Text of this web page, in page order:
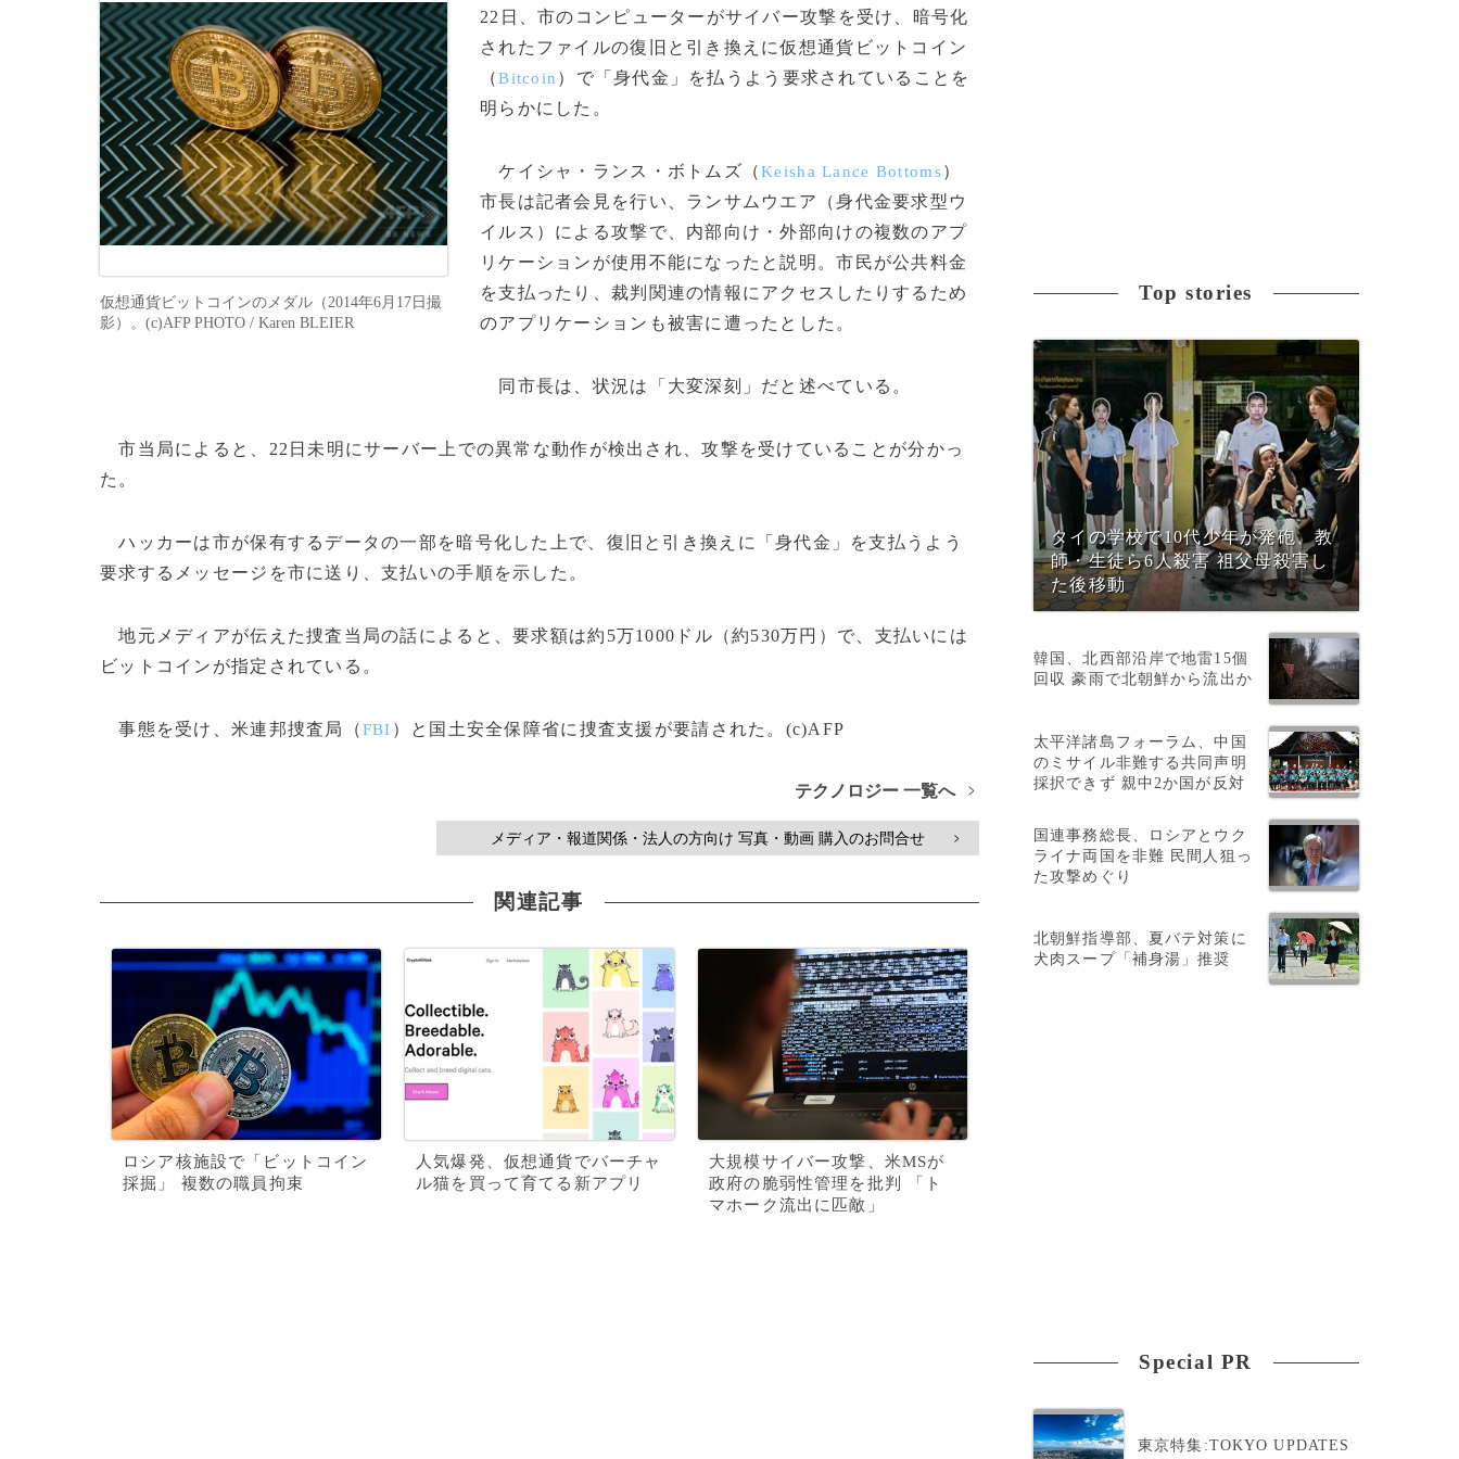
仮想通貨ビットコインのメダル（2014年6月17日撮
影）。(c)AFP PHOTO / Karen BLEIER
22日、市のコンピューターがサイバー攻撃を受け、暗号化
されたファイルの復旧と引き換えに仮想通貨ビットコイン
（Bitcoin ）で「身代金」を払うよう要求されていることを
明らかにした。
ケイシャ・ランス・ボトムズ（Keisha Lance Bottoms）
市長は記者会見を行い、ランサムウエア（身代金要求型ウ
イルス）による攻撃で、内部向け・外部向けの複数のアプ
リケーションが使用不能になったと説明。市民が公共料金
を支払ったり、裁判関連の情報にアクセスしたりするため
のアプリケーションも被害に遭ったとした。
同市長は、状況は「大変深刻」だと述べている。
市当局によると、22日未明にサーバー上での異常な動作が検出され、攻撃を受けていることが分かっ
た。
ハッカーは市が保有するデータの一部を暗号化した上で、復旧と引き換えに「身代金」を支払うよう
要求するメッセージを市に送り、支払いの手順を示した。
地元メディアが伝えた捜査当局の話によると、要求額は約5万1000ドル（約530万円）で、支払いには
ビットコインが指定されている。
事態を受け、米連邦捜査局（FBI ）と国土安全保障省に捜査支援が要請された。(c)AFP
テクノロジー 一覧へ >
メディア・報道関係・法人の方向け 写真・動画 購入のお問合せ >
関連記事
ロシア核施設で「ビットコイン
採掘」 複数の職員拘束
人気爆発、仮想通貨でバーチャ
ル猫を買って育てる新アプリ
大規模サイバー攻撃、米MSが
政府の脆弱性管理を批判 「ト
マホーク流出に匹敵」
Top stories
タイの学校で10代少年が発砲、教
師・生徒ら6人殺害 祖父母殺害し
た後移動
韓国、北西部沿岸で地雷15個
回収 豪雨で北朝鮮から流出か
太平洋諸島フォーラム、中国
のミサイル非難する共同声明
採択できず 親中2か国が反対
国連事務総長、ロシアとウク
ライナ両国を非難 民間人狙っ
た攻撃めぐり
北朝鮮指導部、夏バテ対策に
犬肉スープ「補身湯」推奨
Special PR
東京特集:TOKYO UPDATES